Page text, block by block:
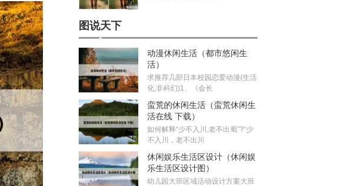
图说天下
动漫休闲生活（都市悠闲生
活）
求推荐几部日本校园恋爱动漫(生活
化,非科幻)1、《会长
蛮荒的休闲生活（蛮荒休闲生
活在线 下载）
如何解释“少不入川,老不出蜀”?“少
不入川，老不出川
休闲娱乐生活区设计（休闲娱
乐生活区设计图）
幼儿园大班区域活动设计方案大班